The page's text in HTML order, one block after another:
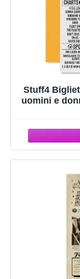
Stuff4
uomini e